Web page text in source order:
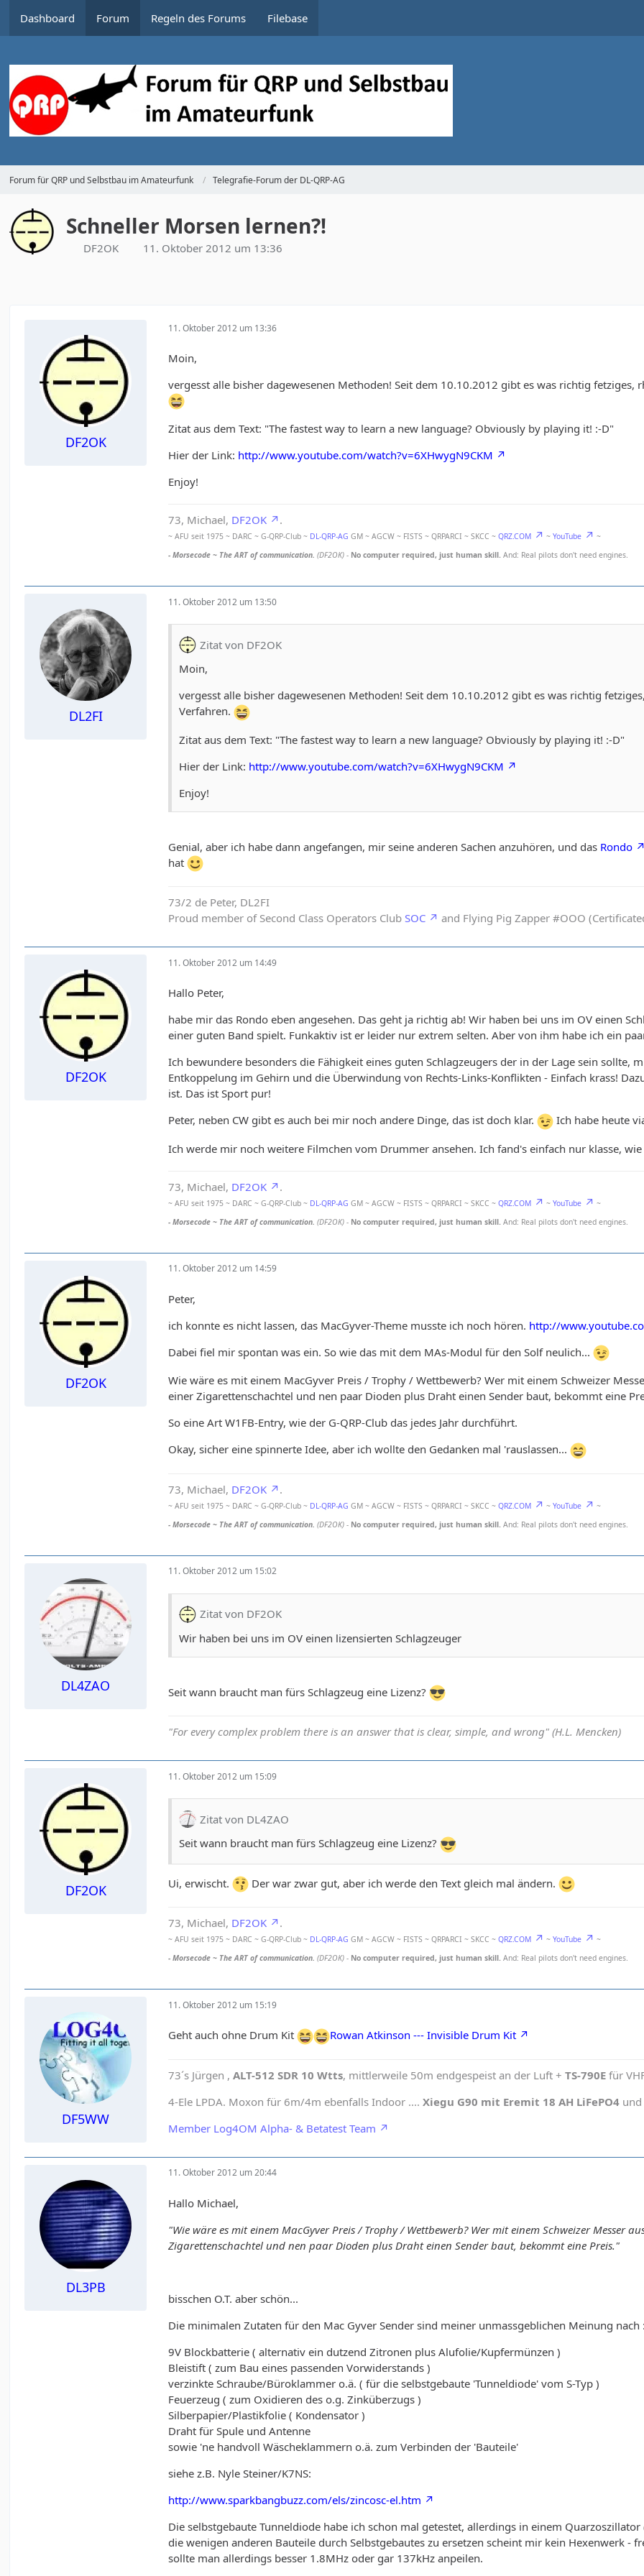
Dashboard Forum Regeln des Forums Filebase
Forum für QRP und Selbstbau im Amateurfunk Telegrafie-Forum der DL-QRP-AG
Schneller Morsen lernen?!
DF2OK 11. Oktober 2012 um 13:36
DF2OK
11. Oktober 2012 um 13:36
Moin,
vergesst alle bisher dagewesenen Methoden! Seit dem 10.10.2012 gibt es was richtig fetziges,
Zitat aus dem Text: "The fastest way to learn a new language? Obviously by playing it! :-D"
Hier der Link: http://www.youtube.com/watch?v=6XHwygN9CKM
Enjoy!
73, Michael, DF2OK .
~ AFU seit 1975 ~ DARC ~ G-QRP-Club ~ DL-QRP-AG GM ~ AGCW ~ FISTS ~ QRPARCI ~ SKCC ~QRZ.COM ~YouTube
~
- Morsecode ~ The ART of communication.(DF2OK) - No computer required, just human skill. And: Real pilots don't need engines.
DL2FI
11. Oktober 2012 um 13:50
Zitat von DF2OK
Moin,
vergesst alle bisher dagewesenen Methoden! Seit dem 10.10.2012 gibt es was richtig
Verfahren.
Zitat aus dem Text: "The fastest way to learn a new language? Obviously by playing it! :-D"
Hier der Link: http://www.youtube.com/watch?v=6XHwygN9CKM
Enjoy!
Genial, aber ich habe dann angefangen, mir seine anderen Sachen anzuhören, und das Rondo
hat
73/2 de Peter, DL2FI
Proud member of Second Class Operators Club SOC and Flying Pig Zapper #OOO
DF2OK
11. Oktober 2012 um 14:49
Hallo Peter,
habe mir das Rondo eben angesehen. Das geht ja richtig ab! Wir haben bei uns im OV einen
einer guten Band spielt. Funkaktiv ist er leider nur extrem selten. Aber von ihm habe ich ein
Ich bewundere besonders die Fähigkeit eines guten Schlagzeugers der in der Lage sein sollte,
Entkoppelung im Gehirn und die Überwindung von Rechts-Links-Konflikten - Einfach krass!
ist. Das ist Sport pur!
Peter, neben CW gibt es auch bei mir noch andere Dinge, das ist doch klar.
Ich habe heute
Ich werde mir noch weitere Filmchen vom Drummer ansehen. Ich fand's einfach nur klasse,
73, Michael, DF2OK .
~ AFU seit 1975 ~ DARC ~ G-QRP-Club ~ DL-QRP-AG GM ~ AGCW ~ FISTS ~ QRPARCI ~ SKCC ~QRZ.COM ~YouTube
~
- Morsecode ~ The ART of communication.(DF2OK) - No computer required, just human skill. And: Real pilots don't need engines.
DF2OK
11. Oktober 2012 um 14:59
Peter,
ich konnte es nicht lassen, das MacGyver-Theme musste ich noch hören. http://
Dabei fiel mir spontan was ein. So wie das mit dem MAs-Modul für den Solf neulich...
Wie wäre es mit einem MacGyver Preis / Trophy / Wettbewerb? Wer mit einem Schweizer
einer Zigarettenschachtel und nen paar Dioden plus Draht einen Sender baut, bekommt eine
So eine Art W1FB-Entry, wie der G-QRP-Club das jedes Jahr durchführt.
Okay, sicher eine spinnerte Idee, aber ich wollte den Gedanken mal 'rauslassen...
73, Michael, DF2OK .
~ AFU seit 1975 ~ DARC ~ G-QRP-Club ~ DL-QRP-AG GM ~ AGCW ~ FISTS ~ QRPARCI ~ SKCC ~QRZ.COM ~YouTube
~
- Morsecode ~ The ART of communication.(DF2OK) - No computer required, just human skill. And: Real pilots don't need engines.
DL4ZAO
11. Oktober 2012 um 15:02
Zitat von DF2OK
Wir haben bei uns im OV einen lizensierten Schlagzeuger
Seit wann braucht man fürs Schlagzeug eine Lizenz?
"For every complex problem there is an answer that is clear, simple, and wrong" (H.L. Mencken)
DF2OK
11. Oktober 2012 um 15:09
Zitat von DL4ZAO
Seit wann braucht man fürs Schlagzeug eine Lizenz?
Ui, erwischt. Der war zwar gut, aber ich werde den Text gleich mal ändern.
73, Michael, DF2OK .
~ AFU seit 1975 ~ DARC ~ G-QRP-Club ~ DL-QRP-AG GM ~ AGCW ~ FISTS ~ QRPARCI ~ SKCC ~QRZ.COM ~YouTube
~
- Morsecode ~ The ART of communication.(DF2OK) - No computer required, just human skill. And: Real pilots don't need engines.
DF5WW
11. Oktober 2012 um 15:19
Geht auch ohne Drum Kit Rowan Atkinson --- Invisible Drum Kit
73´s Jürgen ,ALT-512 SDR 10 Wtts, mittlerweile 50m endgespeist an der Luft +TS-790E für
4-Ele LPDA. Moxon für 6m/4m ebenfalls Indoor ....Xiegu G90 mit Eremit 18 AH LiFePO4
Member Log4OM Alpha- & Betatest Team
DL3PB
11. Oktober 2012 um 20:44
Hallo Michael,
"Wie wäre es mit einem MacGyver Preis / Trophy / Wettbewerb? Wer mit einem Schweizer Messer
Zigarettenschachtel und nen paar Dioden plus Draht einen Sender baut, bekommt eine Preis."
bisschen O.T. aber schön...
Die minimalen Zutaten für den Mac Gyver Sender sind meiner unmassgeblichen Meinung nach
9V Blockbatterie ( alternativ ein dutzend Zitronen plus Alufolie/Kupfermünzen )
Bleistift ( zum Bau eines passenden Vorwiderstands )
verzinkte Schraube/Büroklammer o.ä. ( für die selbstgebaute 'Tunneldiode' vom S-Typ )
Feuerzeug ( zum Oxidieren des o.g. Zinküberzugs )
Silberpapier/Plastikfolie ( Kondensator )
Draht für Spule und Antenne
sowie 'ne handvoll Wäscheklammern o.ä. zum Verbinden der 'Bauteile'
siehe z.B. Nyle Steiner/K7NS:
http://www.sparkbangbuzz.com/els/zincosc-el.htm
Die selbstgebaute Tunneldiode habe ich schon mal getestet, allerdings in einem Quarzoszillator
die wenigen anderen Bauteile durch Selbstgebautes zu ersetzen scheint mir kein Hexenwerk -
sollte man allerdings besser 1.8MHz oder gar 137kHz anpeilen.